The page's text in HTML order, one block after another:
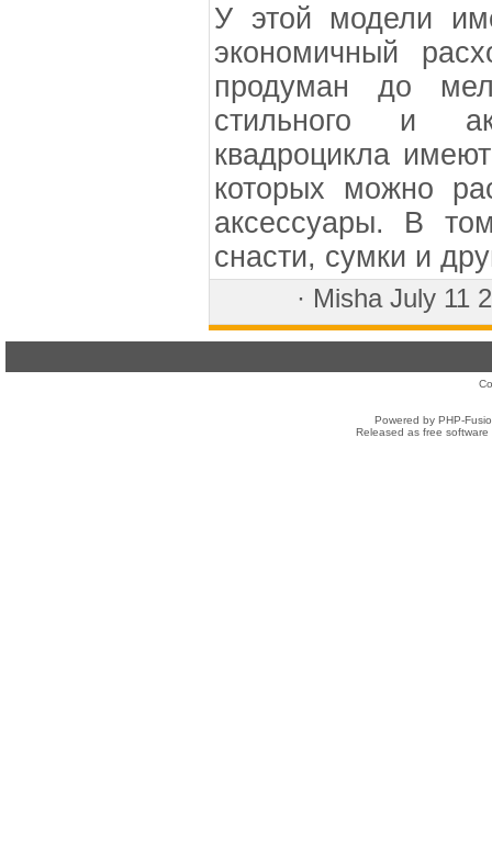
У этой модели
экономичный
продуман до
стильного и
квадроцикла
которых можно
аксессуары. В
снасти, сумки и
· MishaJuly 11
Powered by PHP-
Released as free